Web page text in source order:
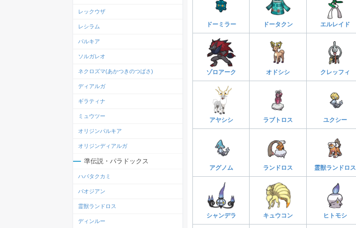
ドーミラー ドータクン エルレイド
ゾロアーク オドシシ クレッフィ
アヤシシ ラブトロス ユクシー
アグノム ランドロス 霊獣ランドロス
シャンデラ キュウコン ヒトモシ
レックウザ
レシラム
パルキア
ソルガレオ
ネクロズマ(あかつきのつばさ)
ディアルガ
ギラティナ
ミュウツー
オリジンパルキア
オリジンディアルガ
準伝説・パラドックス
ハバタクカミ
パオジアン
霊獣ランドロス
ディンルー